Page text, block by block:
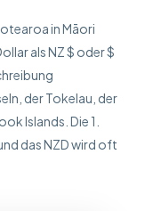
in Māori
als NZ $ oder $
der Tokelau, der
Islands. Die 1.
das NZD wird oft